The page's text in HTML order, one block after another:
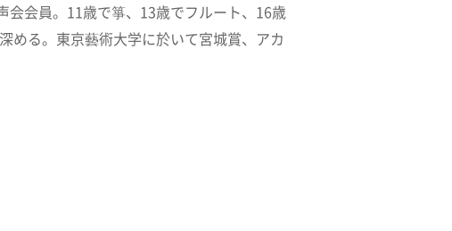
会会員。11歳で箏、13歳でフルート、16歳
める。東京藝術大学に於いて宮城賞、アカ